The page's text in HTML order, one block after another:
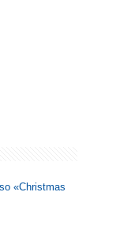
«Christmas